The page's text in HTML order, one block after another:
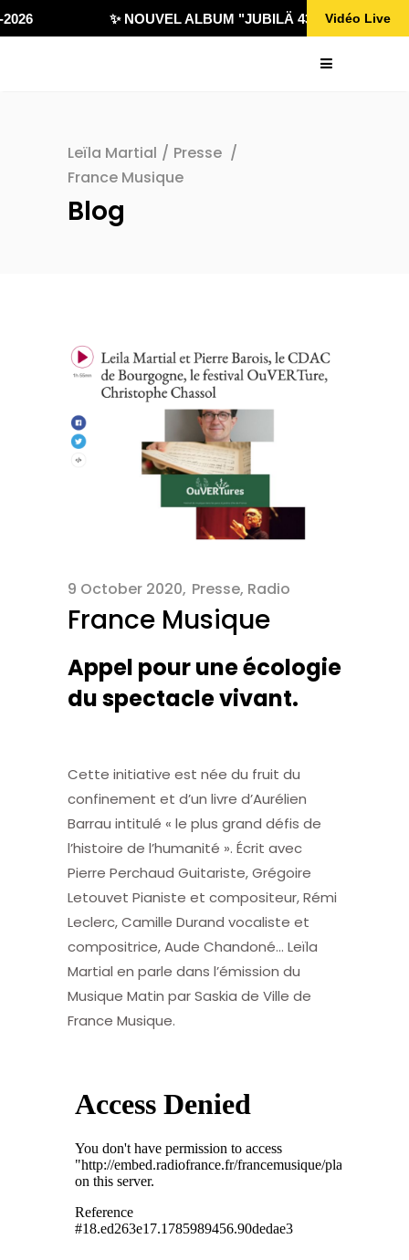
✨ NOUVEL ALBUM "JUBILÄ 432" DISPONIBLE
Vidéo Live
Leïla Martial / Presse /
France Musique
Blog
9 October 2020 Presse, Radio
France Musique
Appel pour une écologie
du spectacle vivant.
Cette initiative est née du fruit du
confinement et d’un livre d’Aurélien
Barrau intitulé « le plus grand défis de
l’histoire de l’humanité ». Écrit avec
Pierre Perchaud Guitariste, Grégoire
Letouvet Pianiste et compositeur, Rémi
Leclerc, Camille Durand vocaliste et
compositrice, Aude Chandoné… Leïla
Martial en parle dans l’émission du
Musique Matin par Saskia de Ville de
France Musique.